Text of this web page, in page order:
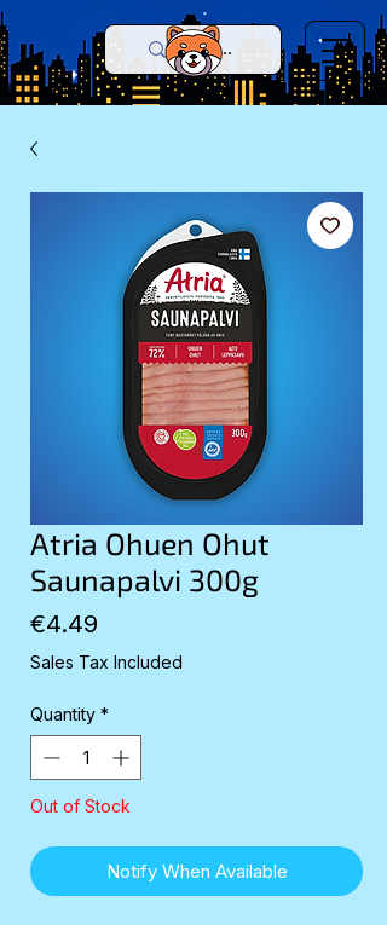
Atria Ohuen Ohut
Saunapalvi 300g
€4.49
Sales Tax Included
Quantity *
Out of Stock
Notify When Available